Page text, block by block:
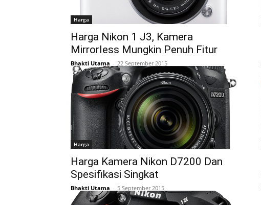
Harga
Harga Nikon 1 J3, Kamera
Mirrorless Mungkin Penuh Fitur
Bhakti Utama - 22 September 2015
Harga
Harga Kamera Nikon D7200 Dan
Spesifikasi Singkat
Bhakti Utama - 5 September 2015